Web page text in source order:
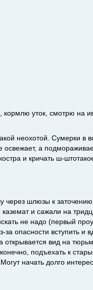
уток, смотрю на
неохотой. Сумерки в
а
и кричать ш-
шлюзы к
и сажали на
не надо (первый
опасности вступить и
открывается вид на
подъехать к
начать долго